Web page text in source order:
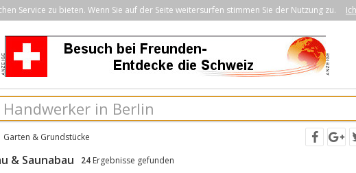
Service zu bieten. Wenn Sie auf der Seite weitersurfen stimmen Sie der Nutzung zu.
Garten & Grundstücke
& Saunabau 24 Ergebnisse gefunden